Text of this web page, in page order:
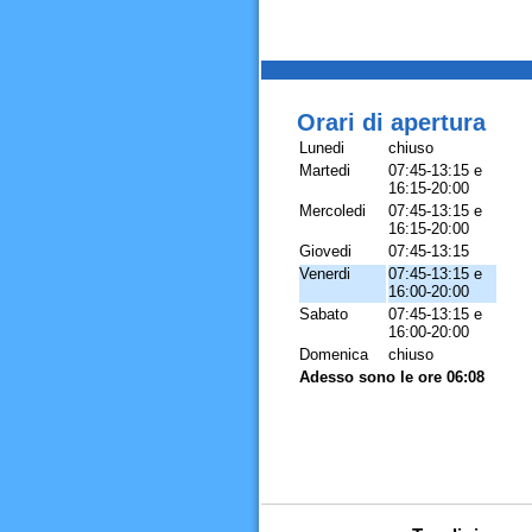
Orari di apertura
Lunedi
chiuso
Martedi
07:45-13:15 e
16:15-20:00
Mercoledi
07:45-13:15 e
16:15-20:00
Giovedi
07:45-13:15
Venerdi
07:45-13:15 e
16:00-20:00
Sabato
07:45-13:15 e
16:00-20:00
Domenica
chiuso
Adesso sono le ore 06:08